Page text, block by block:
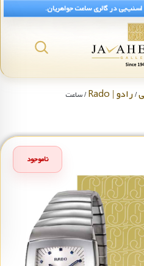
در گالری ساعت جواهریان.
/رادو | Rado
/ ساعت
ناموجود